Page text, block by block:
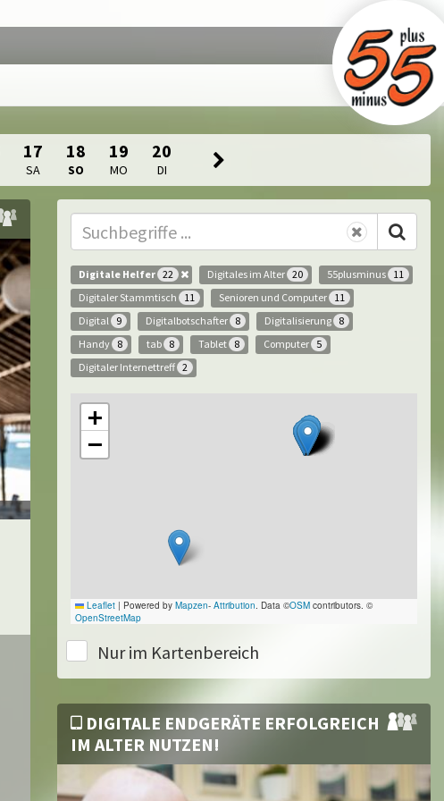
17
SA
18
SO
19
MO
20
DI
Digitale Helfer 22 Digitales im Alter 20 55plusminus 11
Digitaler Stammtisch
11 Senioren und Computer 11
Digital 9 Digitalbotschafter 8 Digitalisierung 8
Handy 8 tab 8 Tablet 8 Computer 5
Digitaler Internettreff 2
+
−
Leaflet | Powered by Mapzen- Attribution. Data ©OSM contributors. ©
OpenStreetMap
Nur im Kartenbereich
DIGITALE ENDGERÄTE ERFOLGREICH
IM ALTER NUTZEN!